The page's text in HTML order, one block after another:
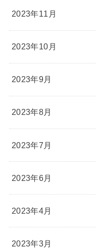
2023年11月
2023年10月
2023年9月
2023年8月
2023年7月
2023年6月
2023年4月
2023年3月